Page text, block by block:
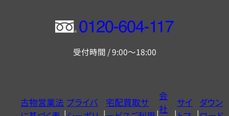
フ
ー
ヤ
受付時間 / 9:00～18:00
古物営業法 プライバ
宅配買取サ
会
社
サイ
ダウン